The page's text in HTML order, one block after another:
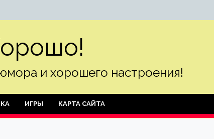
и хорошего настроения!
ИГРЫ КАРТА САЙТА